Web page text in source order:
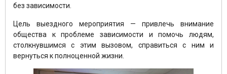
без зависимости.
Цель выездного мероприятия — привлечь внимание
общества к проблеме зависимости и помочь людям,
столкнувшимся с этим вызовом, справиться с ним и
вернуться к полноценной жизни.